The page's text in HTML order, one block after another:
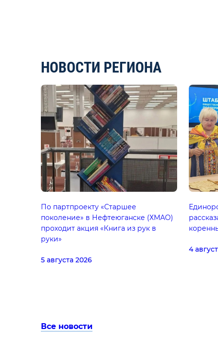
НОВОСТИ РЕГИОНА
По партпроекту «Старшее
поколение» в Нефтеюганске (ХМАО)
проходит акция «Книга из рук в
руки»
5 августа 2026
4
Все новости